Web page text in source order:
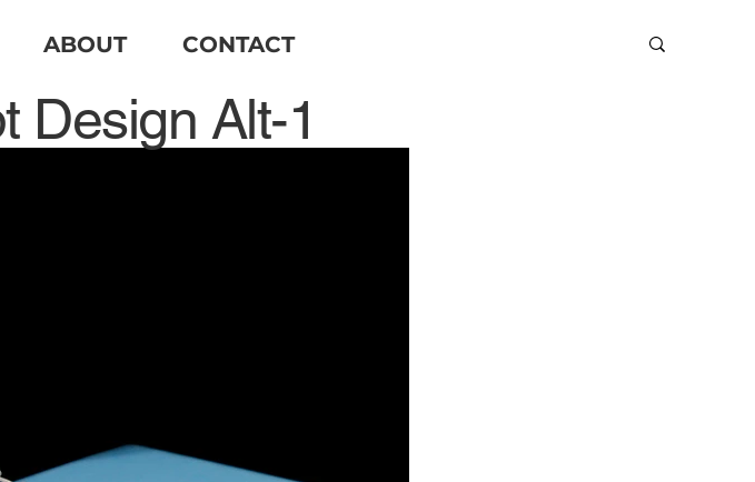
ABOUT CONTACT
Design Alt-1